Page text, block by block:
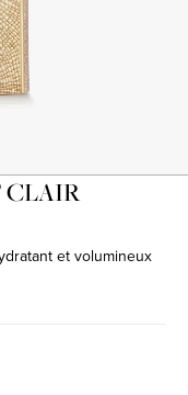
CLAIR
et volumineux